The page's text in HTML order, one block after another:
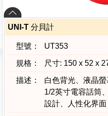
UNI-T 分貝計
型號： UT353
規格： 尺寸: 150 x 52 x
描述：
白色背光、液晶螢
1/2英寸電容話筒
設計、人性化界面